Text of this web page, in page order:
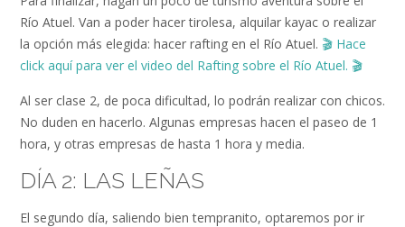
Río Atuel. Van a poder hacer tirolesa, alquilar kayac o realizar
la opción más elegida: hacer rafting en el Río Atuel. 🎬 Hace
click aquí para ver el video del Rafting sobre el Río Atuel. 🎬
Al ser clase 2, de poca dificultad, lo podrán realizar con chicos.
No duden en hacerlo. Algunas empresas hacen el paseo de 1
hora, y otras empresas de hasta 1 hora y media.
DÍA 2: LAS LEÑAS
El segundo día, saliendo bien tempranito, optaremos por ir